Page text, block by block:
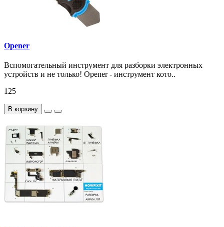
Opener
Вспомогательный инструмент для разборки электронных
устройств и не только! Opener - инструмент кото..
125
В корзину